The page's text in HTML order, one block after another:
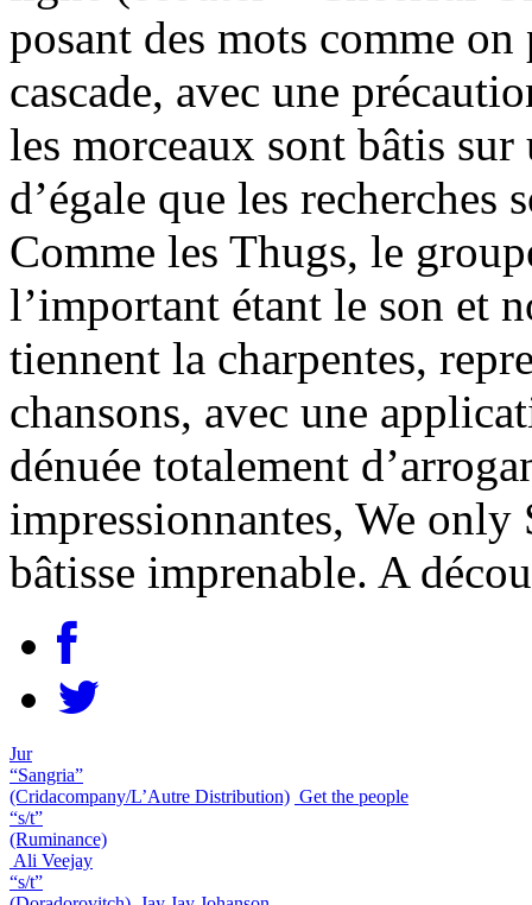
posant des mots comme
cascade, avec une
les morceaux sont bâtis
d’égale que les recherches
Comme les Thugs, le
l’important étant le son et
tiennent la charpentes,
chansons, avec une
dénuée totalement
impressionnantes, We only
bâtisse imprenable. A
Jur
“Sangria”
(Cridacompany/L’Autre Distribution) Get the people
“s/t”
(Ruminance)
Ali Veejay
“s/t”